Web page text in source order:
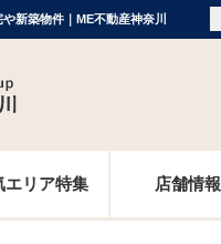
新築物件｜ME不動産神奈川
エリア特集 店舗情報